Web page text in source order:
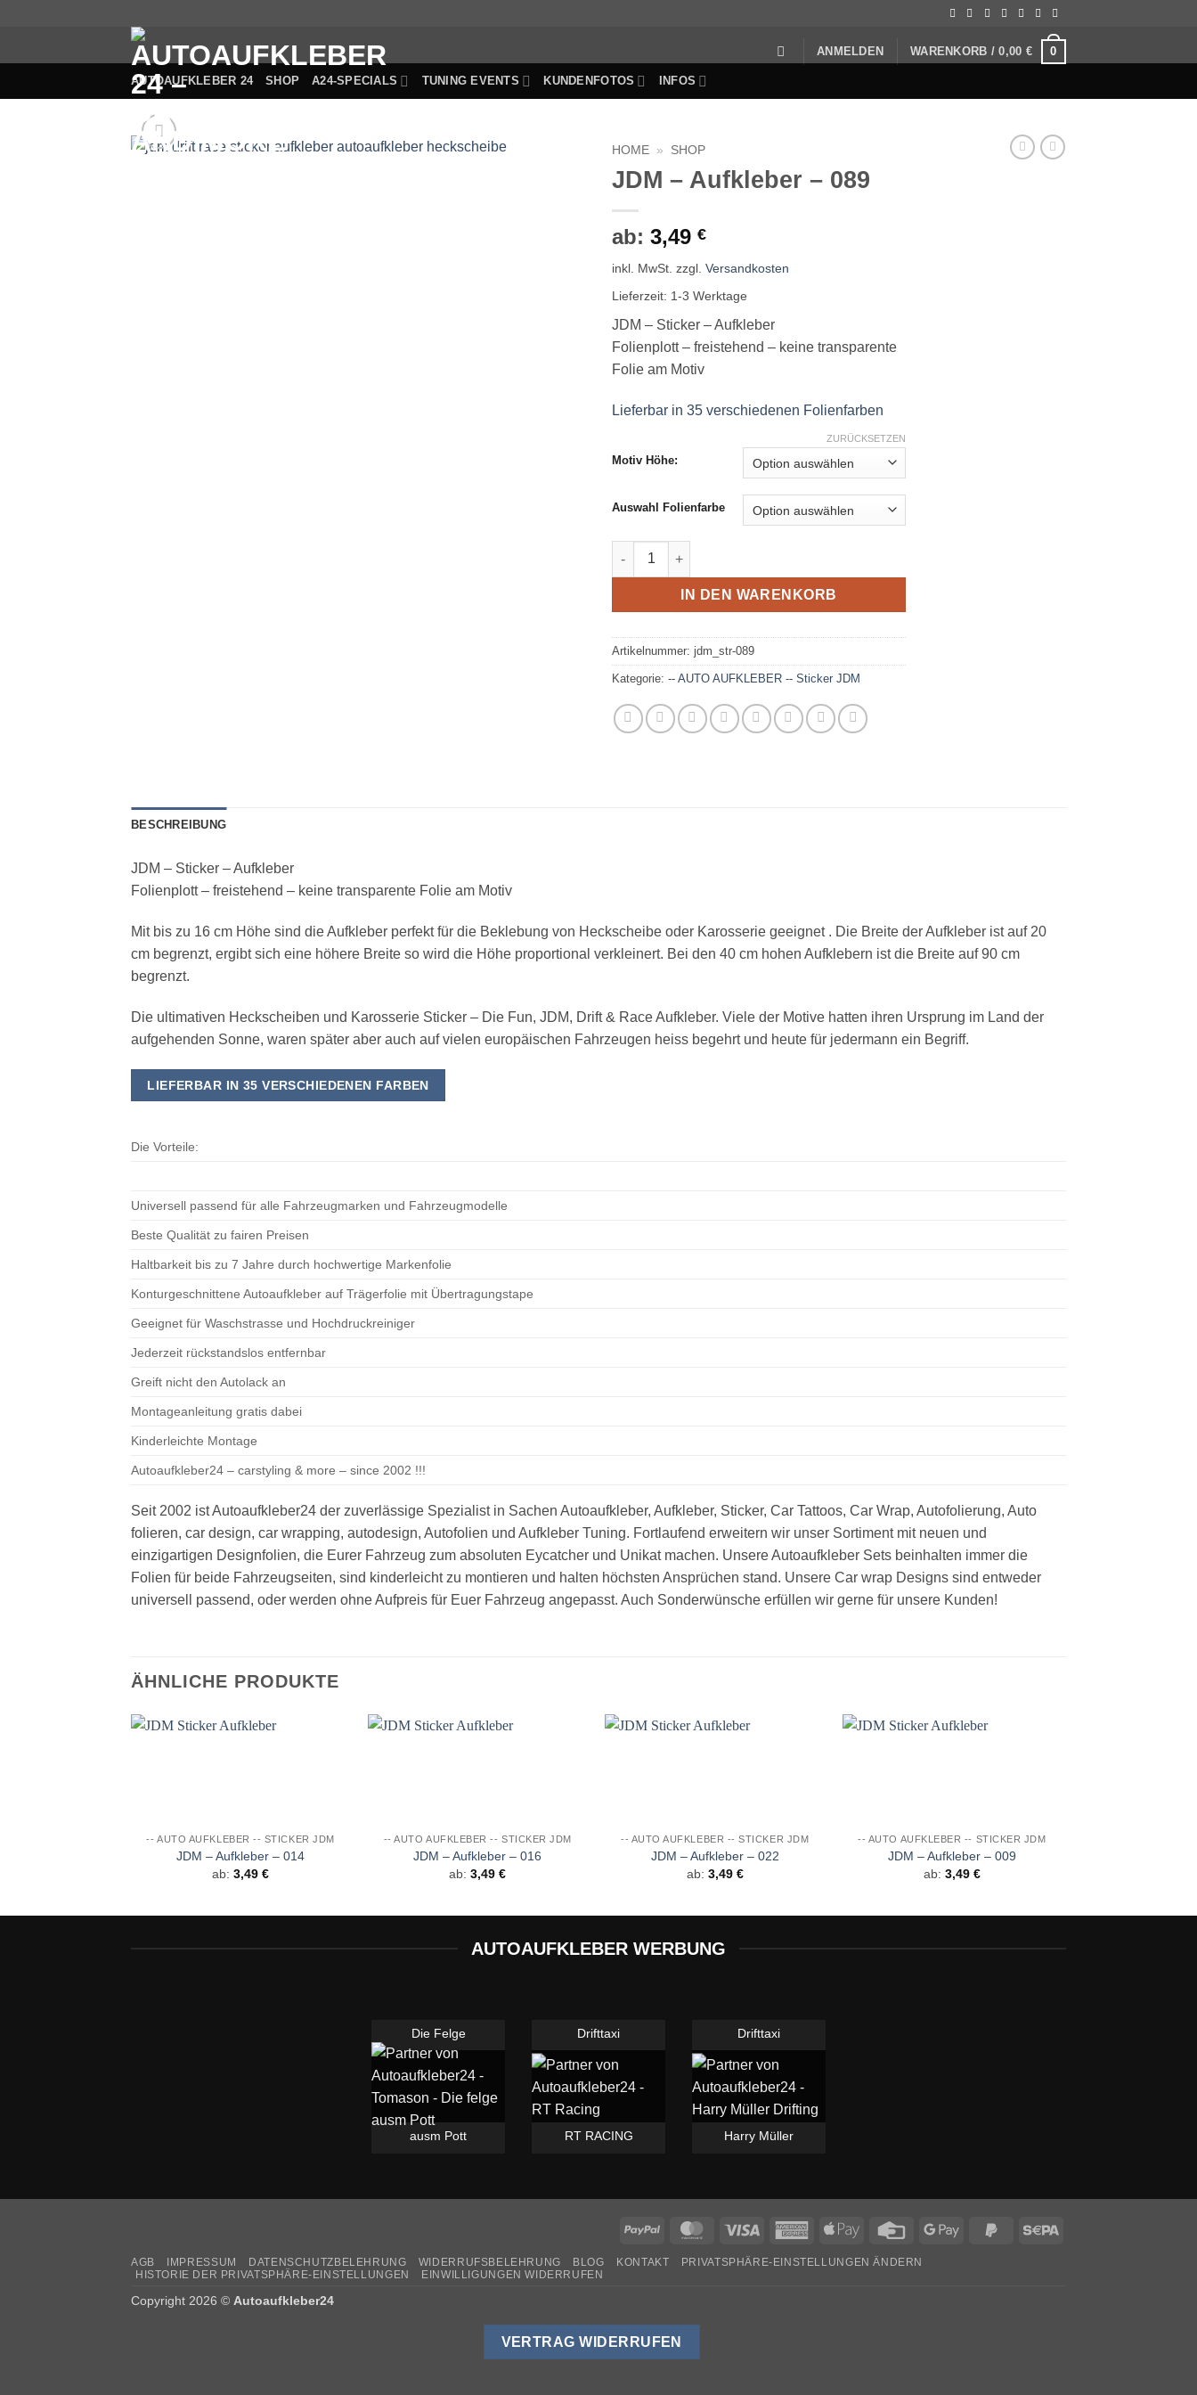
ANMELDEN WARENKORB /0,00 € 0
AUTOAUFKLEBER 24 SHOP A24-SPECIALS TUNING EVENTS KUNDENFOTOS INFOS
HOME » SHOP
JDM – Aufkleber – 089
ab: 3,49 €
inkl. MwSt. zzgl. Versandkosten
Lieferzeit: 1-3 Werktage
JDM – Sticker – Aufkleber
Folienplott – freistehend – keine transparente
Folie am Motiv
Lieferbar in 35 verschiedenen Folienfarben
Motiv Höhe:
Auswahl Folienfarbe
ZURÜCKSETZEN
JDM - Aufkleber - 089 Menge
IN DEN WARENKORB
Artikelnummer: jdm_str-089
Kategorie: -- AUTO AUFKLEBER -- Sticker JDM
BESCHREIBUNG
JDM – Sticker – Aufkleber
Folienplott – freistehend – keine transparente Folie am Motiv
Mit bis zu 16 cm Höhe sind die Aufkleber perfekt für die Beklebung von Heckscheibe oder Karosserie geeignet . Die Breite der Aufkleber ist auf 20
cm begrenzt, ergibt sich eine höhere Breite so wird die Höhe proportional verkleinert. Bei den 40 cm hohen Aufklebern ist die Breite auf 90 cm
begrenzt.
Die ultimativen Heckscheiben und Karosserie Sticker – Die Fun, JDM, Drift & Race Aufkleber. Viele der Motive hatten ihren Ursprung im Land der
aufgehenden Sonne, waren später aber auch auf vielen europäischen Fahrzeugen heiss begehrt und heute für jedermann ein Begriff.
LIEFERBAR IN 35 VERSCHIEDENEN FARBEN
Die Vorteile:
Universell passend für alle Fahrzeugmarken und Fahrzeugmodelle
Beste Qualität zu fairen Preisen
Haltbarkeit bis zu 7 Jahre durch hochwertige Markenfolie
Konturgeschnittene Autoaufkleber auf Trägerfolie mit Übertragungstape
Geeignet für Waschstrasse und Hochdruckreiniger
Jederzeit rückstandslos entfernbar
Greift nicht den Autolack an
Montageanleitung gratis dabei
Kinderleichte Montage
Autoaufkleber24 – carstyling & more – since 2002 !!!
Seit 2002 ist Autoaufkleber24 der zuverlässige Spezialist in Sachen Autoaufkleber, Aufkleber, Sticker, Car Tattoos, Car Wrap, Autofolierung, Auto
folieren, car design, car wrapping, autodesign, Autofolien und Aufkleber Tuning. Fortlaufend erweitern wir unser Sortiment mit neuen und
einzigartigen Designfolien, die Eurer Fahrzeug zum absoluten Eycatcher und Unikat machen. Unsere Autoaufkleber Sets beinhalten immer die
Folien für beide Fahrzeugseiten, sind kinderleicht zu montieren und halten höchsten Ansprüchen stand. Unsere Car wrap Designs sind entweder
universell passend, oder werden ohne Aufpreis für Euer Fahrzeug angepasst. Auch Sonderwünsche erfüllen wir gerne für unsere Kunden!
ÄHNLICHE PRODUKTE
-- AUTO AUFKLEBER -- STICKER JDM
JDM – Aufkleber – 014
ab:3,49€
-- AUTO AUFKLEBER -- STICKER JDM
JDM – Aufkleber – 016
ab:3,49€
-- AUTO AUFKLEBER -- STICKER JDM
JDM – Aufkleber – 022
ab: 3,49 €
-- AUTO AUFKLEBER -- STICKER JDM
JDM – Aufkleber – 009
ab: 3,49 €
AUTOAUFKLEBER WERBUNG
Die Felge
ausm Pott
Drifttaxi
RT RACING
Drifttaxi
Harry Müller
PayPal MasterCardVisa
AmericanApple
Credit
Google
PayPal
AGB IMPRESSUM DATENSCHUTZBELEHRUNG WIDERRUFSBELEHRUNG BLOG KONTAKT
PRIVATSPHÄRE-EINSTELLUNGEN ÄNDERN
HISTORIE DER PRIVATSPHÄRE-EINSTELLUNGEN
EINWILLIGUNGEN WIDERRUFEN
Copyright 2026 © Autoaufkleber24
VERTRAG WIDERRUFEN